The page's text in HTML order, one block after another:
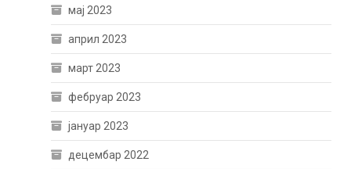
мај 2023
април 2023
март 2023
фебруар 2023
јануар 2023
децембар 2022